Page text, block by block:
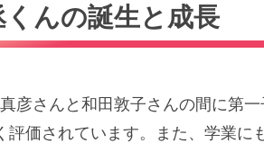
んの誕生と成長
彦さんと和田敦子さんの間に第
評価されています。また、学業